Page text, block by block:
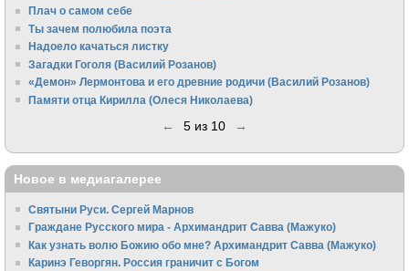
Плач о самом себе
Ты зачем полюбила поэта
Надоело качаться листку
Загадки Гоголя (Василий Розанов)
«Демон» Лермонтова и его древние родичи (Василий Розанов)
Памяти отца Кирилла (Олеся Николаева)
← 5 из 10 →
Новое в медиагалерее
Святыни Руси. Сергей Марнов
Граждане Русского мира - Архимандрит Савва (Мажуко)
Как узнать волю Божию обо мне? Архимандрит Савва (Мажуко)
Каринэ Геворгян. Россия граничит с Богом